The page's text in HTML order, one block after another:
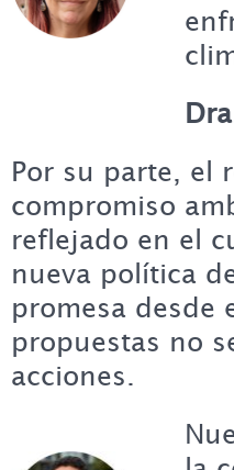
Por su parte, el
compromiso
reflejado en el
nueva política
promesa desde
propuestas no
acciones.